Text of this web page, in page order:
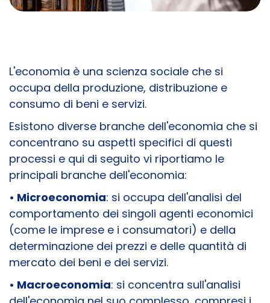
L'economia è una scienza sociale che si
occupa della produzione, distribuzione e
consumo di beni e servizi.
Esistono diverse branche dell'economia che si
concentrano su aspetti specifici di questi
processi e qui di seguito vi riportiamo le
principali branche dell'economia:
• Microeconomia: si occupa dell'analisi del
comportamento dei singoli agenti economici
(come le imprese e i consumatori) e della
determinazione dei prezzi e delle quantità di
mercato dei beni e dei servizi.
• Macroeconomia: si concentra sull'analisi